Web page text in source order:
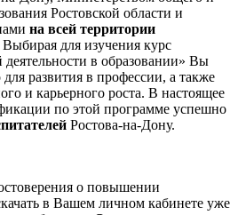
Ростовской области и
на всей территории
Выбирая для изучения курс
в образовании» Вы
развития в профессии, а также
и карьерного роста. В настоящее
по этой программе успешно
Ростова-на-Дону.
о повышении
в Вашем личном кабинете уже